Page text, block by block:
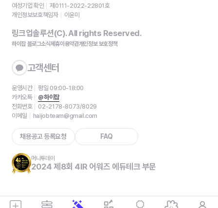
여성기업 확인
제0111-2022-22801호
개인정보보호책임자
이윤미
링크업솔루션(C). All rights Reserved.
하이잡 블로그소식제휴이용약관개인정보 보호정책
고객센터
운영시간
평일 09:00-18:00
카카오톡
@하이잡
전화번호
02-2178-8073/8029
이메일
haijobteam@gmail.com
채용공고 등록요청 FAQ
머니투데이
2024 제8회 4IR 어워즈 에듀테크 부문